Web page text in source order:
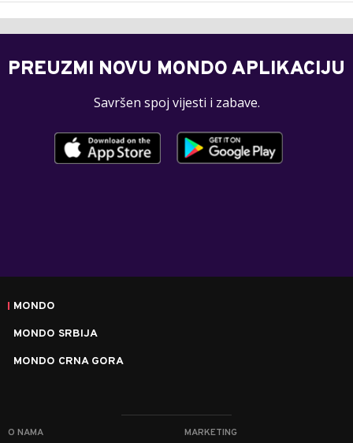
PREUZMI NOVU MONDO APLIKACIJU
Savršen spoj vijesti i zabave.
MONDO
MONDO SRBIJA
MONDO CRNA GORA
O NAMA MARKETING